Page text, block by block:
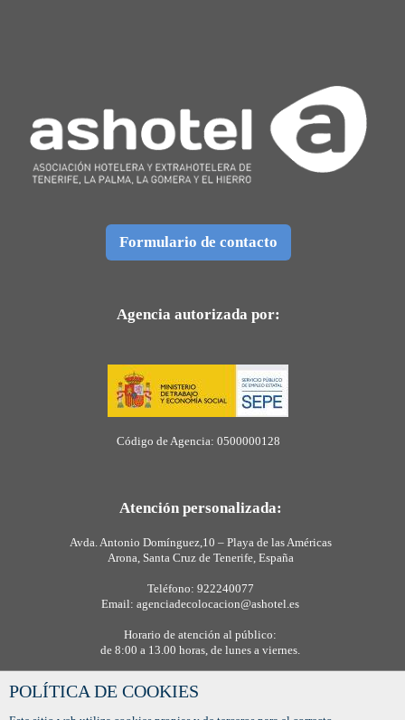
Formulario de contacto
Agencia autorizada por:
Código de Agencia: 0500000128
Atención personalizada:
Avda. Antonio Domínguez,10 – Playa de las Américas
Arona, Santa Cruz de Tenerife, España
Teléfono: 922240077
Email: agenciadecolocacion@ashotel.es
Horario de atención al público:
de 8:00 a 13.00 horas, de lunes a viernes.
POLÍTICA DE COOKIES